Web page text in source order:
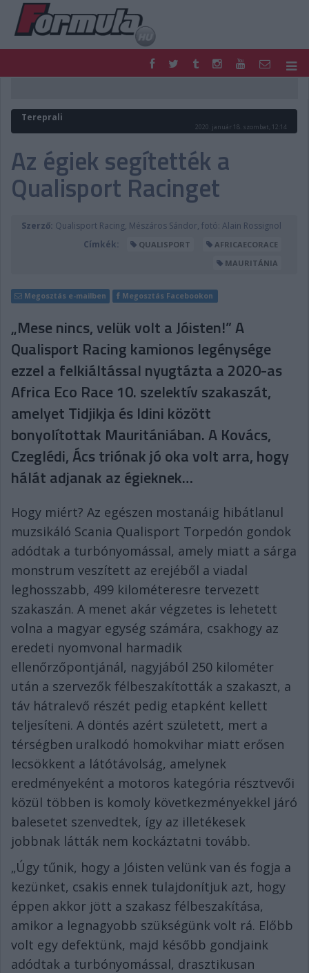
FORMULA
MOTOR
PODCAST
SHOP
LIVE
TIPPJÁTÉK
DIGITÁLIS MAGAZIN
PONTÁLLÁSOK
Tereprali
2020. január 18. szombat, 12:14
Az égiek segítették a
Qualisport Racinget
Szerző: Qualisport Racing, Mészáros Sándor, fotó: Alain Rossignol
Címkék:
QUALISPORT
AFRICAECORACE
MAURITÁNIA
Megosztás e-mailben Megosztás Facebookon
„Mese nincs, velük volt a Jóisten!” A
Qualisport Racing kamionos legénysége
ezzel a felkiáltással nyugtázta a 2020-as
Africa Eco Race 10. szelektív szakaszát,
amelyet Tidjikja és Idini között
bonyolítottak Mauritániában. A Kovács,
Czeglédi, Ács triónak jó oka volt arra, hogy
hálát adjanak az égieknek…
Hogy miért? Az egészen mostanáig hibátlanul
muzsikáló Scania Qualisport Torpedón gondok
adódtak a turbónyomással, amely miatt a sárga
monstrum veszített az erejéből a viadal
leghosszabb, 499 kilométeresre tervezett
szakaszán. A menet akár végzetes is lehetett
volna a magyar egység számára, csakhogy az
eredeti nyomvonal harmadik
ellenőrzőpontjánál, nagyjából 250 kilométer
után a szervezők félbeszakították a szakaszt, a
táv hátralevő részét pedig etapként kellett
teljesíteni. A döntés azért született, mert a
térségben uralkodó homokvihar miatt erősen
lecsökkent a látótávolság, amelynek
eredményeként a motoros kategória résztvevői
közül többen is komoly következményekkel járó
balesetet szenvedtek, így az illetékesek
jobbnak látták nem kockáztatni tovább.
„Úgy tűnik, hogy a Jóisten velünk van és fogja a
kezünket, csakis ennek tulajdonítjuk azt, hogy
éppen akkor jött a szakasz félbeszakítása,
amikor a legnagyobb szükségünk volt rá. Előbb
volt egy defektünk, majd később gondjaink
adódtak a turbónyomással, drasztikusan